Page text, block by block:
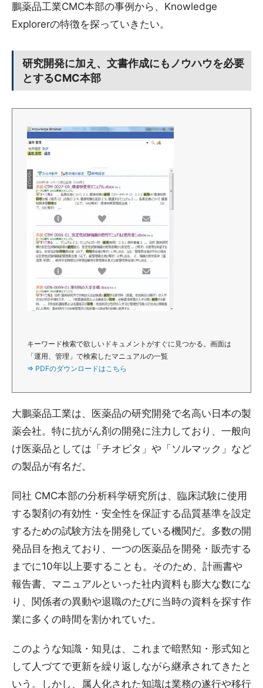
鵬薬品工業CMC本部の事例から、Knowledge
Explorerの特徴を探っていきたい。
研究開発に加え、文書作成にもノウハウを必要
とするCMC本部
キーワード検索で欲しいドキュメントがすぐに見つかる。画面は
「運用、管理」で検索したマニュアルの一覧
⇒ PDFのダウンロードはこちら
大鵬薬品工業は、医薬品の研究開発で名高い日本の製
薬会社。特に抗がん剤の開発に注力しており、一般向
け医薬品としては「チオビタ」や「ソルマック」など
の製品が有名だ。
同社 CMC本部の分析科学研究所は、臨床試験に使用
する製剤の有効性・安全性を保証する品質基準を設定
するための試験方法を開発している機関だ。多数の開
発品目を抱えており、一つの医薬品を開発・販売する
までに10年以上要することも。そのため、計画書や
報告書、マニュアルといった社内資料も膨大な数にな
り、関係者の異動や退職のたびに当時の資料を探す作
業に多くの時間を割かれていた。
このような知識・知見は、これまで暗黙知・形式知と
して人づてで更新を繰り返しながら継承されてきたと
いう。しかし、属人化された知識は業務の遂行や移行